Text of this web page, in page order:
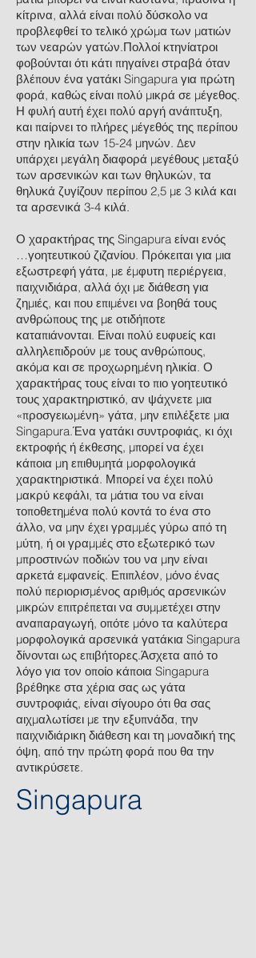
κίτρινα, αλλά είναι πολύ δύσκολο να
προβλεφθεί το τελικό χρώμα των ματιών
των νεαρών γατών.Πολλοί κτηνίατροι
φοβούνται ότι κάτι πηγαίνει στραβά όταν
βλέπουν ένα γατάκι Singapura για πρώτη
φορά, καθώς είναι πολύ μικρά σε μέγεθος.
Η φυλή αυτή έχει πολύ αργή ανάπτυξη,
και παίρνει το πλήρες μέγεθός της περίπου
στην ηλικία των 15-24 μηνών. Δεν
υπάρχει μεγάλη διαφορά μεγέθους μεταξύ
των αρσενικών και των θηλυκών, τα
θηλυκά ζυγίζουν περίπου 2,5 με 3 κιλά και
τα αρσενικά 3-4 κιλά.
Ο χαρακτήρας της Singapura είναι ενός
…γοητευτικού ζιζανίου. Πρόκειται για μια
εξωστρεφή γάτα, με έμφυτη περιέργεια,
παιχνιδιάρα, αλλά όχι με διάθεση για
ζημιές, και που επιμένει να βοηθά τους
ανθρώπους της με οτιδήποτε
καταπιάνονται. Είναι πολύ ευφυείς και
αλληλεπιδρούν με τους ανθρώπους,
ακόμα και σε προχωρημένη ηλικία. Ο
χαρακτήρας τους είναι το πιο γοητευτικό
τους χαρακτηριστικό, αν ψάχνετε μια
«προσγειωμένη» γάτα, μην επιλέξετε μια
Singapura.Ένα γατάκι συντροφιάς, κι όχι
εκτροφής ή έκθεσης, μπορεί να έχει
κάποια μη επιθυμητά μορφολογικά
χαρακτηριστικά. Μπορεί να έχει πολύ
μακρύ κεφάλι, τα μάτια του να είναι
τοποθετημένα πολύ κοντά το ένα στο
άλλο, να μην έχει γραμμές γύρω από τη
μύτη, ή οι γραμμές στο εξωτερικό των
μπροστινών ποδιών του να μην είναι
αρκετά εμφανείς. Επιπλέον, μόνο ένας
πολύ περιορισμένος αριθμός αρσενικών
μικρών επιτρέπεται να συμμετέχει στην
αναπαραγωγή, οπότε μόνο τα καλύτερα
μορφολογικά αρσενικά γατάκια Singapura
δίνονται ως επιβήτορες.Άσχετα από το
λόγο για τον οποίο κάποια Singapura
βρέθηκε στα χέρια σας ως γάτα
συντροφιάς, είναι σίγουρο ότι θα σας
αιχμαλωτίσει με την εξυπνάδα, την
παιχνιδιάρικη διάθεση και τη μοναδική της
όψη, από την πρώτη φορά που θα την
αντικρύσετε.
Singapura